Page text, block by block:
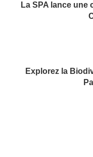
La SPA lance une
Explorez la